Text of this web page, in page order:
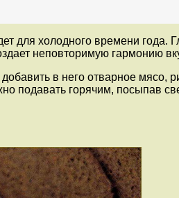
для холодного времени года.
неповторимую гармонию
в него отварное
подавать горячим, посыпав